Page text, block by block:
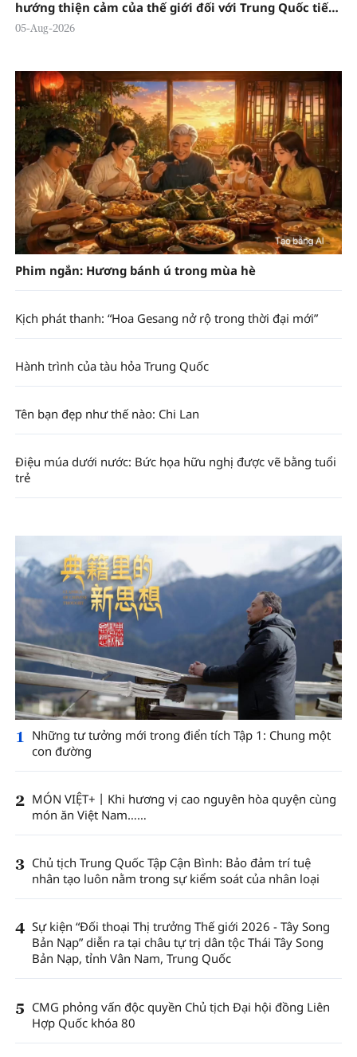
hướng thiện cảm của thế giới đối với Trung Quốc tiếp
tục gia tăng
05-Aug-2026
Phim ngắn: Hương bánh ú trong mùa hè
Kịch phát thanh: “Hoa Gesang nở rộ trong thời đại mới”
Hành trình của tàu hỏa Trung Quốc
Tên bạn đẹp như thế nào: Chi Lan
Điệu múa dưới nước: Bức họa hữu nghị được vẽ bằng tuổi
trẻ
1
Những tư tưởng mới trong điển tích Tập 1: Chung một
con đường
2 MÓN VIỆT+丨Khi hương vị cao nguyên hòa quyện cùng
món ăn Việt Nam……
3 Chủ tịch Trung Quốc Tập Cận Bình: Bảo đảm trí tuệ
nhân tạo luôn nằm trong sự kiểm soát của nhân loại
4 Sự kiện “Đối thoại Thị trưởng Thế giới 2026 - Tây Song
Bản Nạp” diễn ra tại châu tự trị dân tộc Thái Tây Song
Bản Nạp, tỉnh Vân Nam, Trung Quốc
5 CMG phỏng vấn độc quyền Chủ tịch Đại hội đồng Liên
Hợp Quốc khóa 80